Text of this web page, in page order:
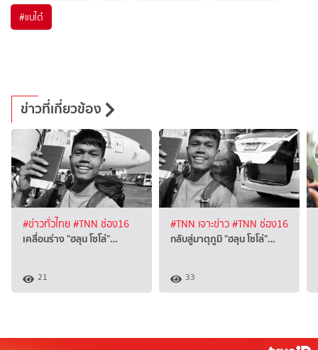
#แบไต๋
ข่าวที่เกี่ยวข้อง
#ข่าวทั่วไทย#TNN ช่อง16
เคลื่อนร่าง "ฮลุน โซโล่"…
21
#TNN เจาะข่าว#TNN ช่อง16
กลับสู่มาตุภูมิ "ฮลุน โซโล่"…
33